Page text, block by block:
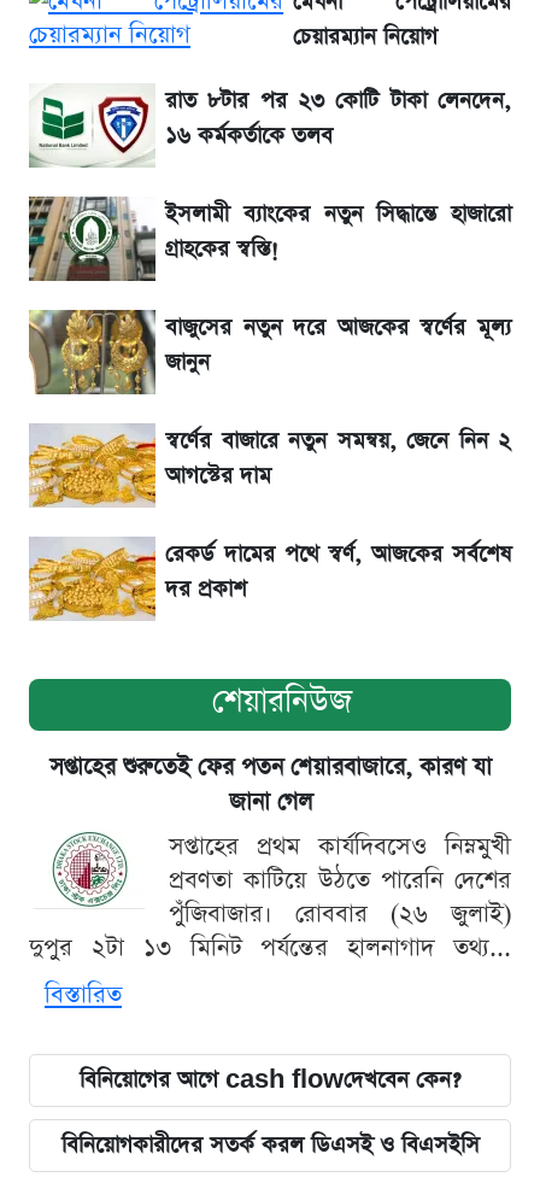
code যা মানতে হবে
আগামীকালই স্পষ্ট হবে এসএসসি ফল প্রকাশের
তারিখ
শেখ হাসিনার দেশে ফেরা নিয়ে যা বললেন রুমিন
ফারহানা
রেকর্ড
বাংলাদেশ নিয়ে যা বললেন সজীব ওয়াজেদ জয়
২ লাখ মানুষ অপেক্ষায়, কিন্তু দেখা গেল না শেখ
হাসিনাকে! এরপর যা ঘটল...
চেয়ারম্যান নিয়োগ
রাত ৮টার পর ২৩ কোটি টাকা লেনদেন,
১৬ কর্মকর্তাকে তলব
ইসলামী ব্যাংকের নতুন সিদ্ধান্তে হাজারো
গ্রাহকের স্বস্তি!
বাজুসের নতুন দরে আজকের স্বর্ণের মূল্য
জানুন
স্বর্ণের বাজারে নতুন সমন্বয়, জেনে নিন ২
আগস্টের দাম
রেকর্ড দামের পথে স্বর্ণ, আজকের সর্বশেষ
দর প্রকাশ
শেয়ারনিউজ
সপ্তাহের শুরুতেই ফের পতন শেয়ারবাজারে, কারণ যা
জানা গেল
সপ্তাহের প্রথম কার্যদিবসেও নিম্নমুখী
প্রবণতা কাটিয়ে উঠতে পারেনি দেশের
পুঁজিবাজার। রোববার (২৬ জুলাই)
দুপুর ২টা ১৩ মিনিট পর্যন্তের হালনাগাদ তথ্য...
বিস্তারিত
বিনিয়োগের আগে cash flowদেখবেন কেন?
বিনিয়োগকারীদের সতর্ক করল ডিএসই ও বিএসইসি